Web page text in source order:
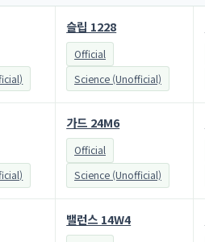
슬립 1228
Official
Science (Unofficial)
가드 24M6
Official
Science (Unofficial)
밸런스 14W4